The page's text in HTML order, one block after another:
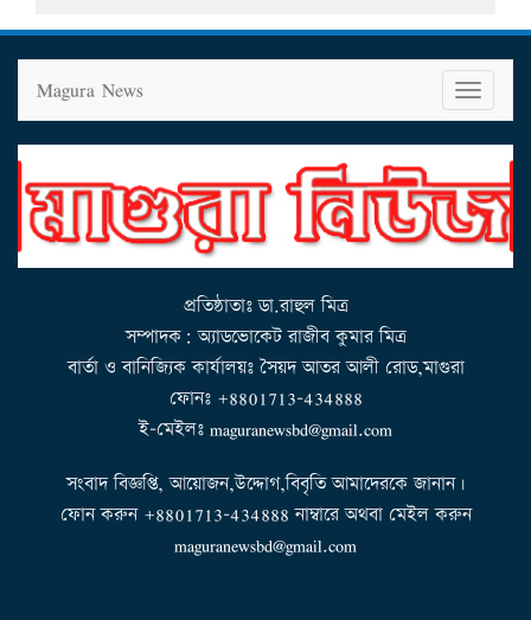
T
o
g
g
l
n
g
a
t
i
o
n
Magura News
প্রতিষ্ঠাতাঃ ডা.রাহুল মিত্র
সম্পাদক: অ্যাডভোকেট রাজীব কুমার মিত্র
বার্তা ও বানিজ্যিক কার্যালয়ঃ সৈয়দ আতর আলী রোড,মাগুরা
ফোনঃ +8801713-434888
ই-মেইলঃ maguranewsbd@gmail.com
সংবাদ বিজ্ঞপ্তি, আয়োজন,উদ্দোগ,বিবৃতি আমাদেরকে জানান।
ফোন করুন +8801713-434888 নাম্বারে অথবা মেইল করুন
maguranewsbd@gmail.com